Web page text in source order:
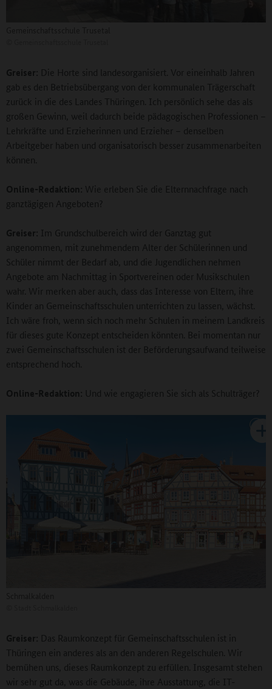
Greiser: Die Horte sind landesorganisiert. Vor eineinhalb Jahren
gab es den Betriebsübergang von der kommunalen Trägerschaft
zurück in die des Landes Thüringen. Ich persönlich sehe das als
großen Gewinn, weil dadurch beide pädagogischen Professionen –
Lehrkräfte und Erzieherinnen und Erzieher – denselben
Arbeitgeber haben und organisatorisch besser zusammenarbeiten
können.
Online-Redaktion: Wie erleben Sie die Elternnachfrage nach
ganztägigen Angeboten?
Greiser: Im Grundschulbereich wird der Ganztag gut
angenommen, mit zunehmendem Alter der Schülerinnen und
Schüler nimmt der Bedarf ab, und die Jugendlichen nehmen
Angebote am Nachmittag in Sportvereinen oder Musikschulen
wahr. Wir merken aber auch, dass das Interesse von Eltern, ihre
Kinder an Gemeinschaftsschulen unterrichten zu lassen, wächst.
Ich wäre froh, wenn sich noch mehr Schulen in meinem Landkreis
für dieses gute Konzept entscheiden könnten. Bei momentan nur
zwei Gemeinschaftsschulen ist der Beförderungsaufwand teilweise
entsprechend hoch.
Online-Redaktion: Und wie engagieren Sie sich als Schulträger?
Greiser: Das Raumkonzept für Gemeinschaftsschulen ist in
Thüringen ein anderes als an den anderen Regelschulen. Wir
bemühen uns, dieses Raumkonzept zu erfüllen. Insgesamt stehen
wir sehr gut da, was die Gebäude, ihre Ausstattung, die IT-